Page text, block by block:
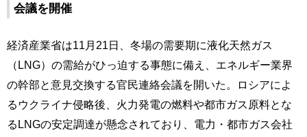
会議を開催
経済産業省は11月21日、冬場の需要期に液化天然ガス
（LNG）の需給がひっ迫する事態に備え、エネルギー業界
の幹部と意見交換する官民連絡会議を開いた。ロシアによ
るウクライナ侵略後、火力発電の燃料や都市ガス原料とな
るLNGの安定調達が懸念されており、電力・都市ガス会社